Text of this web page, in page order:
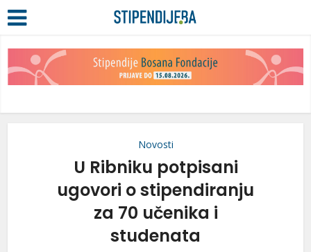
Novosti
U Ribniku potpisani
ugovori o stipendiranju
za 70 učenika i
studenata